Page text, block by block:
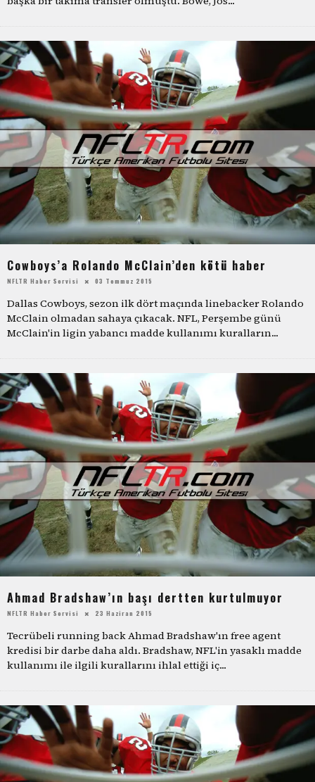
Cowboys’a Rolando McClain’den kötü haber
NFLTR Haber Servisi 03 Temmuz 2015
Dallas Cowboys, sezon ilk dört maçında linebacker Rolando
McClain olmadan sahaya çıkacak. NFL, Perşembe günü
McClain'in ligin yabancı madde kullanımı kuralların...
Ahmad Bradshaw’ın başı dertten kurtulmuyor
NFLTR Haber Servisi 23 Haziran 2015
Tecrübeli running back Ahmad Bradshaw'ın free agent
kredisi bir darbe daha aldı. Bradshaw, NFL'in yasaklı madde
kullanımı ile ilgili kurallarını ihlal ettiği iç...